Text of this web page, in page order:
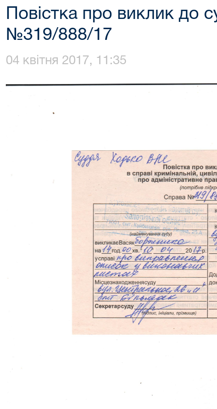
Повістка про виклик до
№319/888/17
04 квітня 2017, 11:35